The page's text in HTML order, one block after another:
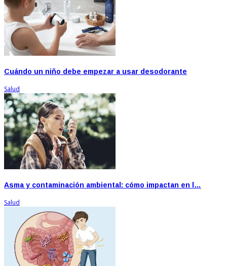
Cuándo un niño debe empezar a usar desodorante
Salud
Asma y contaminación ambiental: cómo impactan en l…
Salud